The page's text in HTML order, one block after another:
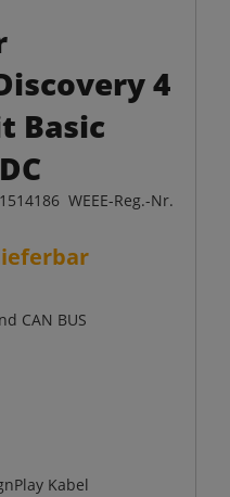
4
Basic
WEEE-Reg.-Nr.
CAN BUS
Kabel